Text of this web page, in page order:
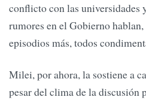
conflicto con las universidades
rumores en el Gobierno
episodios más, todos
Milei, por ahora, la sostiene a
pesar del clima de la discusión